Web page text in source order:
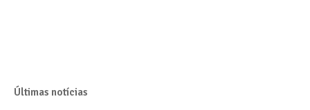
Últimas notícias